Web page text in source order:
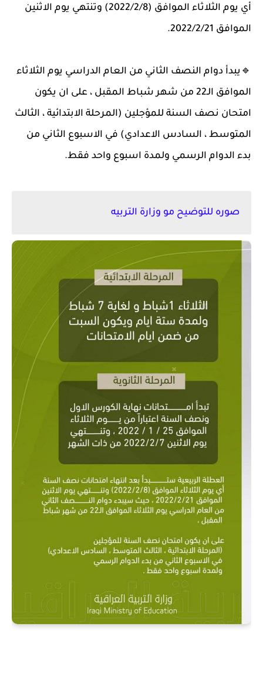
أي يوم الثلاثاء الموافق (2022/2/8) وتنتهي يوم الاثنين
الموافق 2022/2/21.
🔹️يبدأ دوام النصف الثاني من العام الدراسي يوم الثلاثاء
الموافق الـ22 من شهر شباط المقبل ، على ان يكون
امتحان نصف السنة للمؤجلين (المرحلة الابتدائية ، الثالث
المتوسط ، السادس الاعدادي) في الاسبوع الثاني من
بدء الدوام الرسمي ولمدة اسبوع واحد فقط.
صوره للتوضيح مو وزارة التربيه